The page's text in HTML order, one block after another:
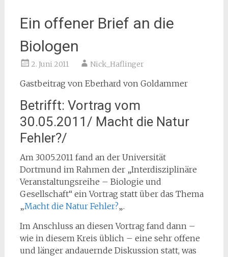
Ein offener Brief an die
Biologen
2. Juni 2011 Nick_Haflinger
Gastbeitrag von Eberhard von Goldammer
Betrifft: Vortrag vom
30.05.2011/ Macht die Natur
Fehler?/
Am 30.05.2011 fand an der Universität
Dortmund im Rahmen der „Interdisziplinäre
Veranstaltungsreihe – Biologie und
Gesellschaft“ ein Vortrag statt über das Thema
„Macht die Natur Fehler?„.
Im Anschluss an diesen Vortrag fand dann –
wie in diesem Kreis üblich – eine sehr offene
und länger andauernde Diskussion statt, was